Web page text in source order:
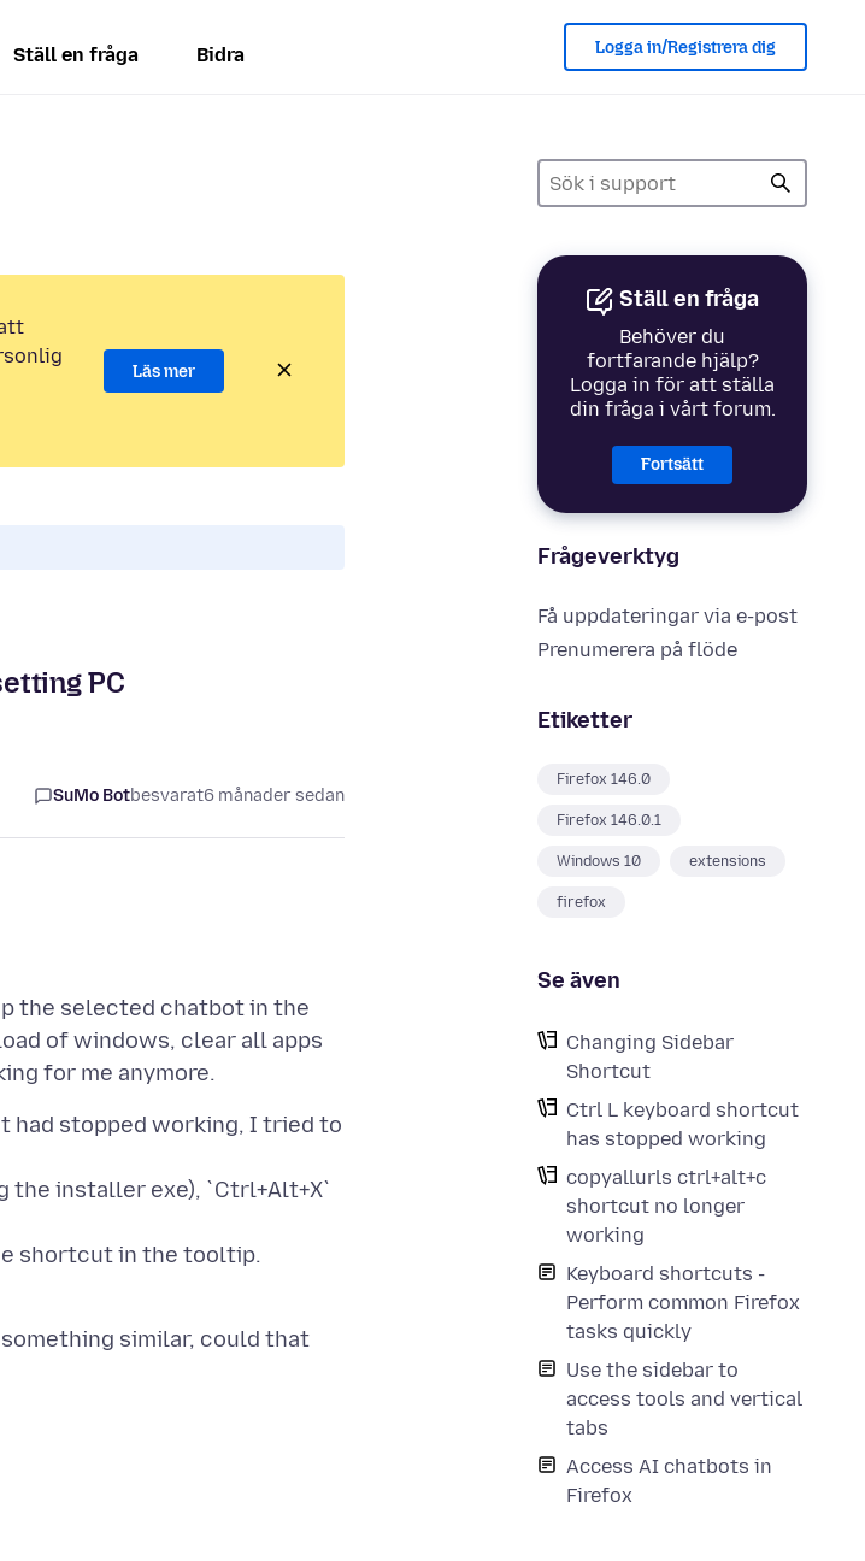
Ställ en fråga Bidra Logga in/Registrera dig
Ställ en fråga
Behöver du
fortfarande hjälp?
Logga in för att ställa
din fråga i vårt forum.
Fortsätt
Frågeverktyg
Få uppdateringar via e-post
Prenumerera på flöde
Etiketter
Firefox 146.0
Firefox 146.0.1
Windows 10 extensions
firefox
Se även
Changing Sidebar
Shortcut
Ctrl L keyboard shortcut
has stopped working
copyallurls ctrl+alt+c
shortcut no longer
working
Keyboard shortcuts -
Perform common Firefox
tasks quickly
Use the sidebar to
access tools and vertical
tabs
Access AI chatbots in
Firefox
Läs mer
PC
SuMo Botbesvarat6 månader sedan
the selected chatbot in the
of windows, clear all apps
stopped working, I tried to
the installer exe), `Ctrl+Alt+X`
similar, could that